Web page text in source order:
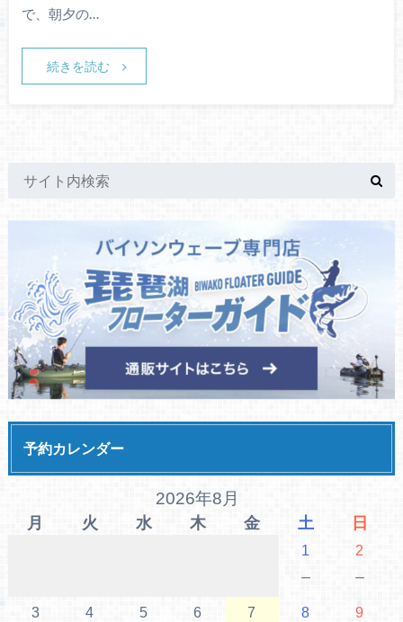
で、朝夕の…
続きを読む
予約カレンダー
2026年8月
月 火 水 木 金 土 日
1
－
2
－
3 4 5 6 7 8 9